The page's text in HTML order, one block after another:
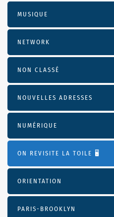
MUSIQUE
NETWORK
NON CLASSÉ
NOUVELLES ADRESSES
NUMÉRIQUE
ON REVISITE LA TOILE 🖥️
ORIENTATION
PARIS-BROOKLYN